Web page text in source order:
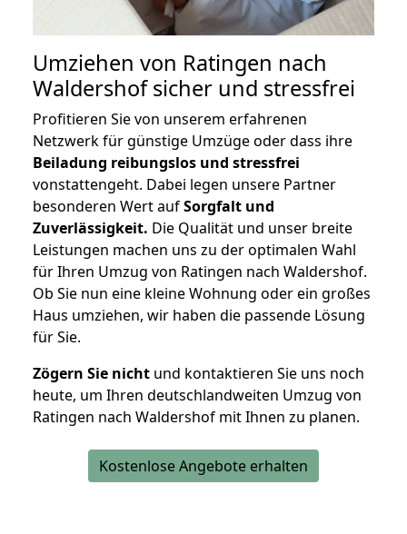
Umziehen von Ratingen nach
Waldershofsicher und stressfrei
Profitieren Sie von unserem erfahrenen
Netzwerk für günstige Umzüge oder dass ihre
Beiladung reibungslos und stressfrei
vonstattengeht. Dabei legen unsere Partner
besonderen Wert aufSorgfalt und
Zuverlässigkeit. Die Qualität und unser breite
Leistungen machen uns zu der optimalen Wahl
für Ihren Umzug von Ratingen nach Waldershof.
Ob Sie nun eine kleine Wohnung oder ein großes
Haus umziehen, wir haben die passende Lösung
für Sie.
Zögern Sie nicht und kontaktieren Sie uns noch
heute, um Ihren deutschlandweiten Umzug von
Ratingen nach Waldershof mit Ihnen zu planen.
Kostenlose Angebote erhalten